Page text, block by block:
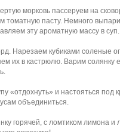
морковь пассеруем на
томатную пасту. Немного
эту ароматную массу в суп.
Нарезаем кубиками соленые
их в кастрюлю. Варим солянку
«отдохнуть» и настояться под
объединиться.
горячей, с ломтиком лимона и